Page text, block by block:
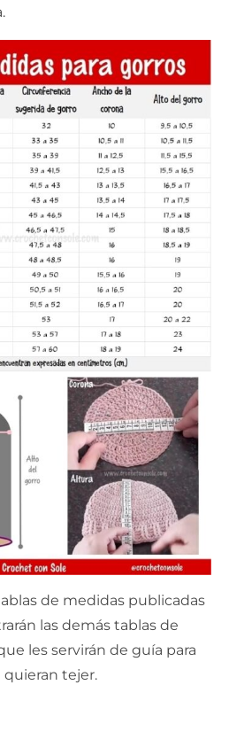
de medidas publicadas
las demás tablas de
les servirán de guía para
tejer.